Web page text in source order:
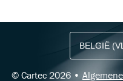
© Cartec 2026 •
Ontvang
aanbiedingen en